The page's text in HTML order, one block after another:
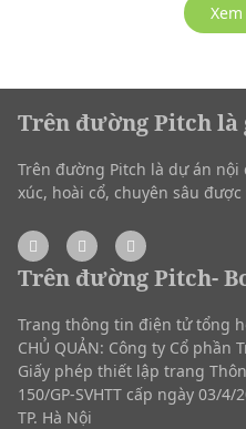
Trên đường Pitch là
Trên đường Pitch là dự án
xúc, hoài cổ, chuyên sâu
Trên đường Pitch-
Trang thông tin điện tử tổng
CHỦ QUẢN: Công ty Cổ phần
Giấy phép thiết lập trang
150/GP-SVHTT cấp ngày 03/
TP. Hà Nội